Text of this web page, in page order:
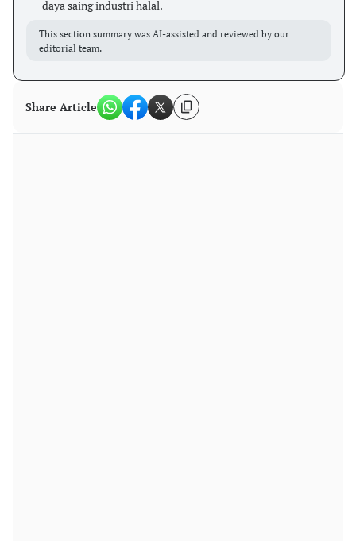
daya saing industri halal.
This section summary was AI-assisted and reviewed by our
editorial team.
Share Article